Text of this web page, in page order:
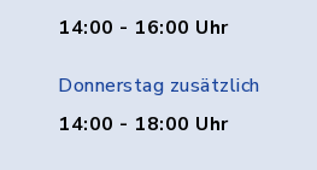
14:00 - 16:00 Uhr
Donnerstag zusätzlich
14:00 - 18:00 Uhr